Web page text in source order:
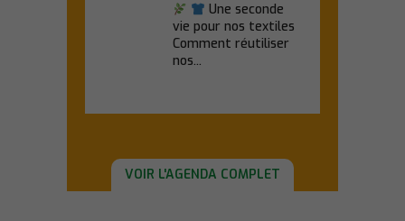
Une seconde
vie pour nos textiles
Comment réutiliser
nos...
VOIR L'AGENDA COMPLET